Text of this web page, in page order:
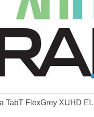
TabT FlexGrey XUHD